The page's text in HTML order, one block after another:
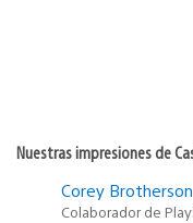
Nuestras impresiones de
Corey Brotherson
Colaborador de